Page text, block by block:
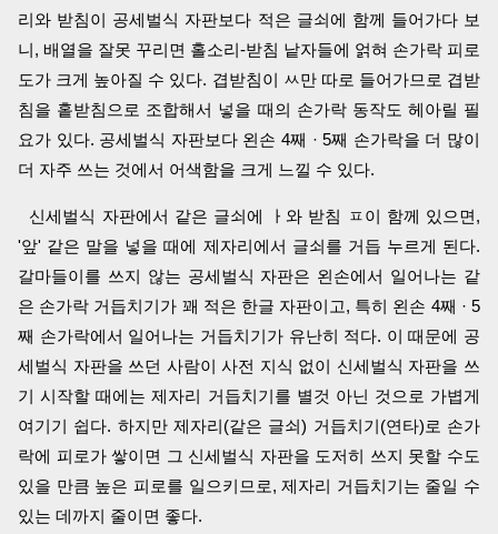
리와 받침이 공세벌식 자판보다 적은 글쇠에 함께 들어가다 보
니, 배열을 잘못 꾸리면 홀소리-받침 낱자들에 얽혀 손가락 피로
도가 크게 높아질 수 있다. 겹받침이 ㅆ만 따로 들어가므로 겹받
침을 홑받침으로 조합해서 넣을 때의 손가락 동작도 헤아릴 필
요가 있다. 공세벌식 자판보다 왼손 4째 · 5째 손가락을 더 많이
더 자주 쓰는 것에서 어색함을 크게 느낄 수 있다.
신세벌식 자판에서 같은 글쇠에 ㅏ와 받침 ㅍ이 함께 있으면,
'앞' 같은 말을 넣을 때에 제자리에서 글쇠를 거듭 누르게 된다.
갈마들이를 쓰지 않는 공세벌식 자판은 왼손에서 일어나는 같
은 손가락 거듭치기가 꽤 적은 한글 자판이고, 특히 왼손 4째 · 5
째 손가락에서 일어나는 거듭치기가 유난히 적다. 이 때문에 공
세벌식 자판을 쓰던 사람이 사전 지식 없이 신세벌식 자판을 쓰
기 시작할 때에는 제자리 거듭치기를 별것 아닌 것으로 가볍게
여기기 쉽다. 하지만 제자리(같은 글쇠) 거듭치기(연타)로 손가
락에 피로가 쌓이면 그 신세벌식 자판을 도저히 쓰지 못할 수도
있을 만큼 높은 피로를 일으키므로, 제자리 거듭치기는 줄일 수
있는 데까지 줄이면 좋다.